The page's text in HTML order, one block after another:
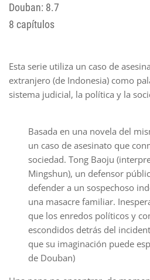
Douban: 8.7
8 capítulos
Esta serie utiliza un caso de
extranjero (de Indonesia) como
sistema judicial, la política y la
Basada en una novela del
un caso de asesinato que
sociedad. Tong Baoju
Mingshun), un defensor
defender a un sospechoso
una masacre familiar.
que los enredos políticos y
escondidos detrás del
que su imaginación puede
de Douban)